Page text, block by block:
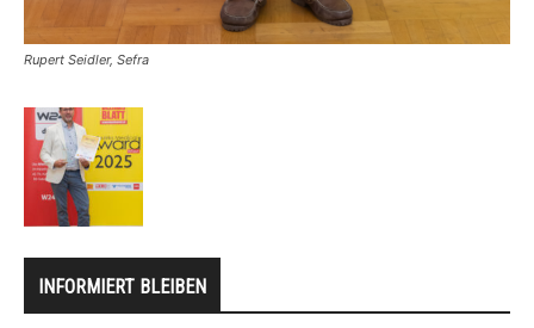
Rupert Seidler, Sefra
INFORMIERT BLEIBEN